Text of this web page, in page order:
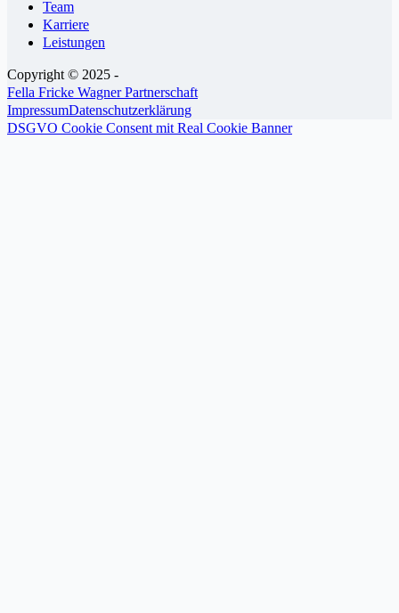
Team
Karriere
Leistungen
Copyright © 2025 -
Fella Fricke Wagner Partnerschaft
ImpressumDatenschutzerklärung
DSGVO Cookie Consent mit Real Cookie Banner